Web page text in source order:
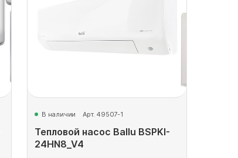
В наличии Арт. 49507-1
Тепловой насос Ballu BSPKI-
24HN8_V4